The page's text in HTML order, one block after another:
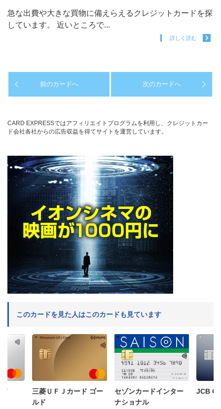
急な出費や大きな買物に備えらえるクレジットカードを探
しています。 近いところで...
詳しく読む
前のカードへ 次のカードへ
CARD EXPRESSではアフィリエイトプログラムを利用し、クレジットカー
ド会社各社からの広告収益を得てサイトを運営しています。
このカードを見た人はこのカードも見ています
三菱ＵＦＪカード ゴー
ルド
セゾンカードインター
ナショナル
JCB